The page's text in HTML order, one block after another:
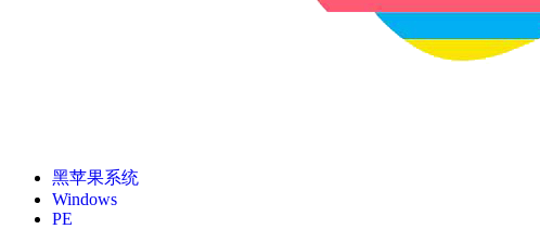
黑苹果系统
Windows
PE